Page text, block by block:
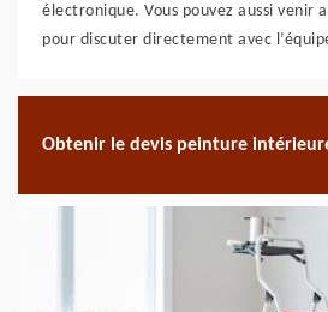
électronique. Vous pouvez aussi venir
pour discuter directement avec
Obtenir le devis peinture